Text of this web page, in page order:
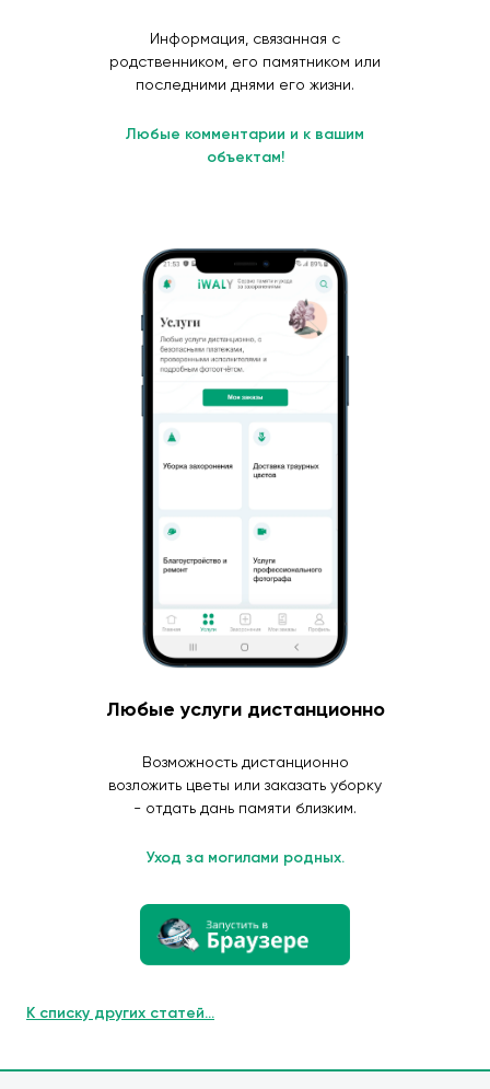
Информация, связанная с
родственником, его памятником или
последними днями его жизни.
Любые комментарии и к вашим
объектам!
Любые услуги дистанционно
Возможность дистанционно
возложить цветы или заказать уборку
- отдать дань памяти близким.
Уход за могилами родных.
К списку других статей...